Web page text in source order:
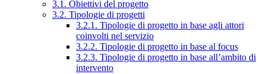
3.1. Obiettivi del progetto
3.2. Tipologie di progetti
3.2.1. Tipologie di progetto in base agli attori
coinvolti nel servizio
3.2.2. Tipologie di progetto in base al focus
3.2.3. Tipologie di progetto in base all’ambito di
intervento